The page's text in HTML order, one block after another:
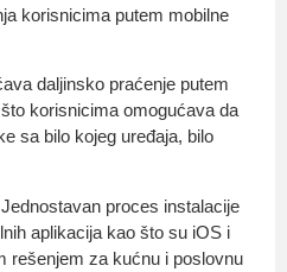
korisnicima putem mobilne
daljinsko praćenje putem
korisnicima omogućava da
sa bilo kojeg uređaja, bilo
Jednostavan proces instalacije
aplikacija kao što su iOS i
rešenjem za kućnu i poslovnu